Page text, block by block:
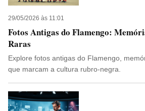
29/05/2026 às 11:01
Fotos Antigas do Flamengo:
Raras
Explore fotos antigas do Flamengo,
que marcam a cultura rubro-negra.